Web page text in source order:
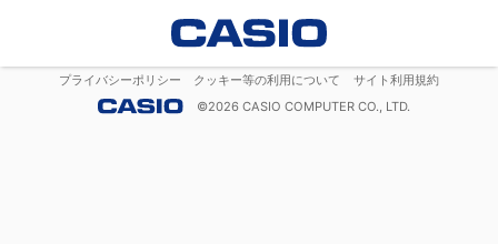
プライバシーポリシー クッキー等の利用について
サイト利用規約
©2026 CASIO COMPUTER CO., LTD.